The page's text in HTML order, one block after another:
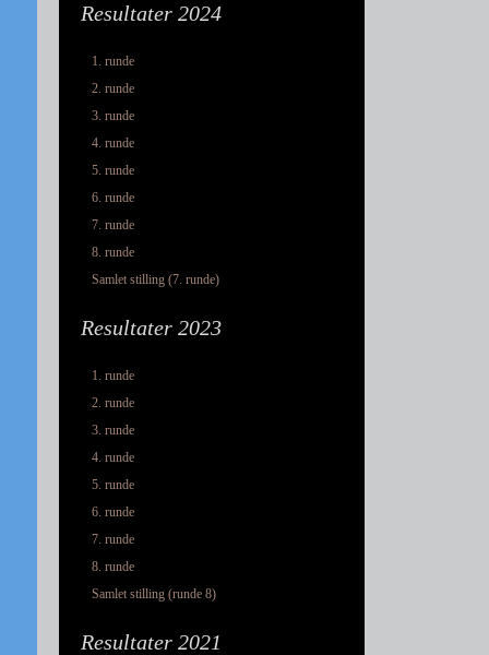
Resultater 2024
1. runde
2. runde
3. runde
4. runde
5. runde
6. runde
7. runde
8. runde
Samlet stilling (7. runde)
Resultater 2023
1. runde
2. runde
3. runde
4. runde
5. runde
6. runde
7. runde
8. runde
Samlet stilling (runde 8)
Resultater 2021